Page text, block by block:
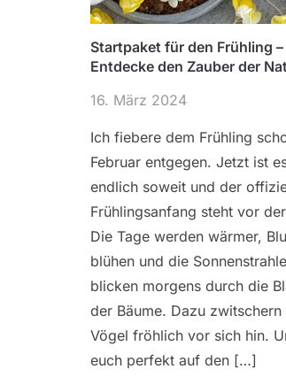
Startpaket für den Frühling –
Entdecke den Zauber der
16. März 2024
Ich fiebere dem Frühling
Februar entgegen. Jetzt ist
endlich soweit und der
Frühlingsanfang steht vor
Die Tage werden wärmer,
blühen und die
blicken morgens durch die
der Bäume. Dazu zwitschern
Vögel fröhlich vor sich hin.
euch perfekt auf den […]